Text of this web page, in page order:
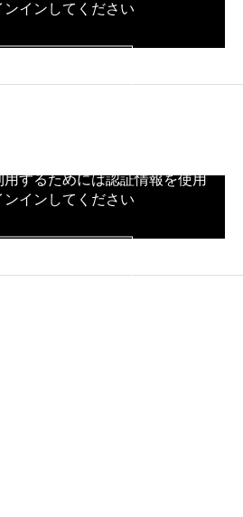
ンインしてください
するためには認証情報を使用
ンインしてください